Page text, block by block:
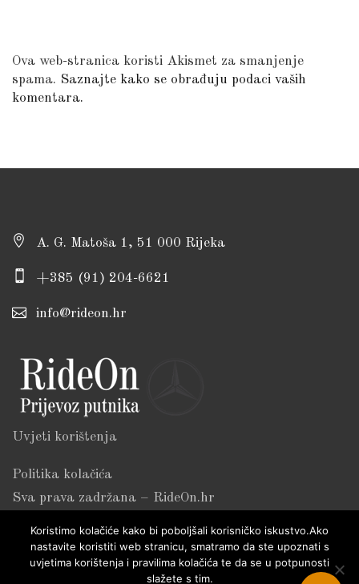
Ova web-stranica koristi Akismet za smanjenje
spama. Saznajte kako se obrađuju podaci vaših
komentara.
A. G. Matoša 1, 51 000 Rijeka
+385 (91) 204-6621
info@rideon.hr
Uvjeti korištenja
Politika kolačića
Sva prava zadržana – RideOn.hr
Koristimo kolačiće kako bi poboljšali korisničko iskustvo.Ako
nastavite koristiti web stranicu, smatramo da ste upoznati s
uvjetima korištenja i pravilima kolačića te da se u potpunosti
slažete s tim.